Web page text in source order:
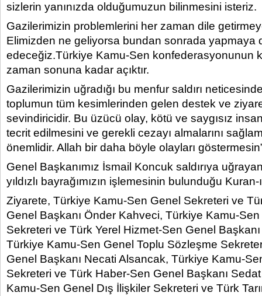
sizlerin yanınızda olduğumuzun bilinmesini isteriz.
Gazilerimizin problemlerini her zaman dile
Elimizden ne geliyorsa bundan sonrada yapmaya
edeceğiz.Türkiye Kamu-Sen konfederasyonunun
zaman sonuna kadar açıktır.
Gazilerimizin uğradığı bu menfur saldırı
toplumun tüm kesimlerinden gelen destek ve
sevindiricidir. Bu üzücü olay, kötü ve saygısız
tecrit edilmesini ve gerekli cezayı almalarını
önemlidir. Allah bir daha böyle olayları
Genel Başkanımız İsmail Koncuk saldırıya
yıldızlı bayrağımızın işlemesinin bulunduğu
Ziyarete, Türkiye Kamu-Sen Genel Sekreteri ve
Genel Başkanı Önder Kahveci, Türkiye Kamu-
Sekreteri ve Türk Yerel Hizmet-Sen Genel
Türkiye Kamu-Sen Genel Toplu Sözleşme
Genel Başkanı Necati Alsancak, Türkiye Kamu-
Sekreteri ve Türk Haber-Sen Genel Başkanı
Kamu-Sen Genel Dış İlişkiler Sekreteri ve Türk